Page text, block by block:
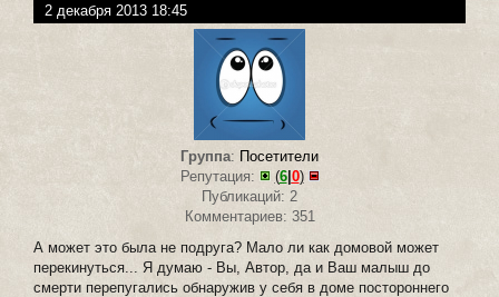
2 декабря 2013 18:45
Группа: Посетители
Репутация:
(6|0)
Публикаций: 2
Комментариев: 351
А может это была не подруга? Мало ли как домовой может
перекинуться... Я думаю - Вы, Автор, да и Ваш малыш до
смерти перепугались обнаружив у себя в доме постороннего